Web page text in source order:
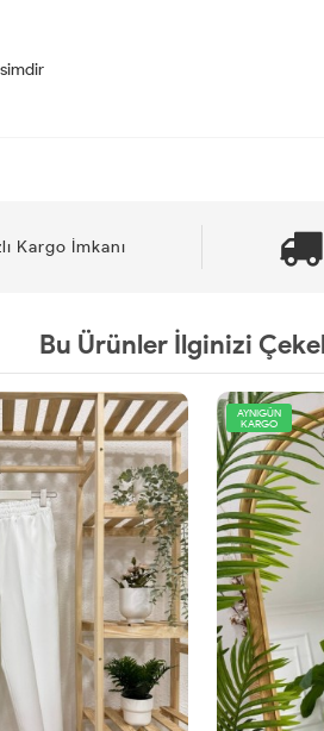
Kargo İmkanı
Bu Ürünler İlginizi
AYNIGÜN
KARGO